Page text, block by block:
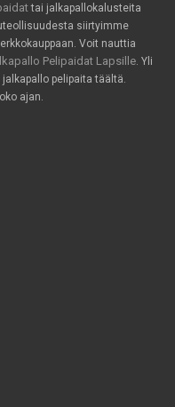
tai jalkapallokalusteita
siirtyimme
Voit nauttia
Pelipaidat Lapsille. Yli
pelipaita täältä.
ajan.